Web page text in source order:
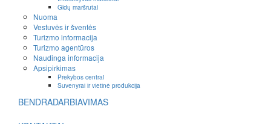
Gidų maršrutai
Nuoma
Vestuvės ir šventės
Turizmo informacija
Turizmo agentūros
Naudinga informacija
Apsipirkimas
Prekybos centrai
Suvenyrai ir vietinė produkcija
BENDRADARBIAVIMAS